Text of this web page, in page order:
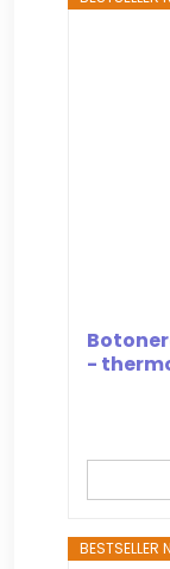
-
BESTSELLER